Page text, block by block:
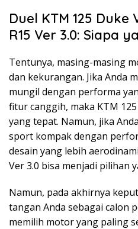
Duel KTM 125 Duke
R15 Ver 3.0: Siapa
Tentunya, masing-masing
dan kekurangan. Jika Anda
mungil dengan performa
fitur canggih, maka KTM
yang tepat. Namun, jika
sport kompak dengan
desain yang lebih
Ver 3.0 bisa menjadi pilihan
Namun, pada akhirnya
tangan Anda sebagai calon
memilih motor yang paling